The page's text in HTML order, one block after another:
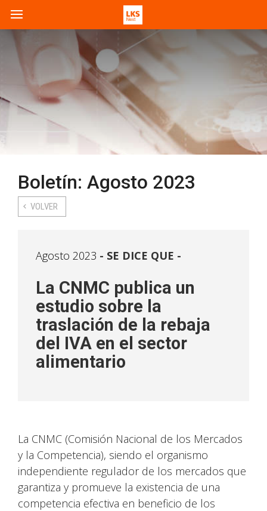
Boletín: Agosto 2023
VOLVER
Agosto 2023 SE DICE QUE -
La CNMC publica un
estudio sobre la
traslación de la rebaja
del IVA en el sector
alimentario
La CNMC (Comisión Nacional de los Mercados
y la Competencia), siendo el organismo
independiente regulador de los mercados que
garantiza y promueve la existencia de una
competencia efectiva en beneficio de los